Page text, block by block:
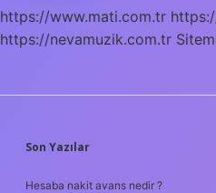
https://www.mati.com.tr
https://nevamuzik.com.tr
SIDEBAR
Son Yazılar
Hesaba nakit avans nedir ?